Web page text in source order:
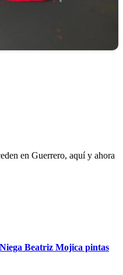
en Guerrero, aquí y ahora
Beatriz Mojica pintas